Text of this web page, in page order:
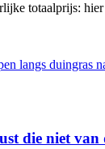
totaalprijs:
die niet van